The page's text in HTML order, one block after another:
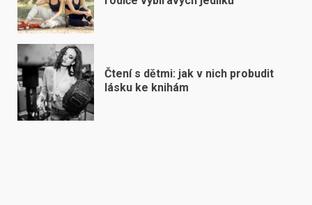
Čtení s dětmi: jak v nich probudit
lásku ke knihám